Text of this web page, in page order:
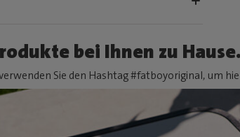
bei Ihnen zu
Sie den Hashtag #fatboyoriginal, um